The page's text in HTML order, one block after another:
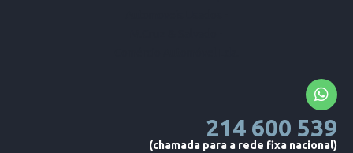
214 600 539
(chamada para a rede fixa nacional)